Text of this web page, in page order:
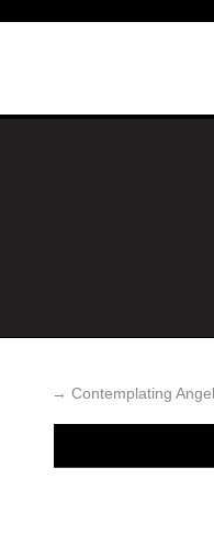
Contemplating Angel
→